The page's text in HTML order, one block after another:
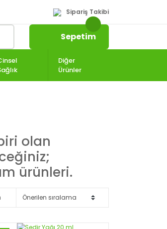
Sipariş Takibi
Sepetim
Diğer
Ürünler
olan
ürünleri.